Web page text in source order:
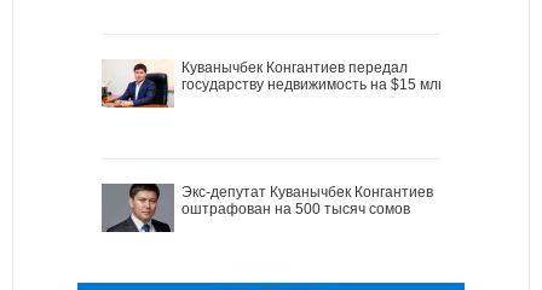
Куванычбек Конгантиев передал
государству недвижимость на $15 млн
Экс-депутат Куванычбек Конгантиев
оштрафован на 500 тысяч сомов